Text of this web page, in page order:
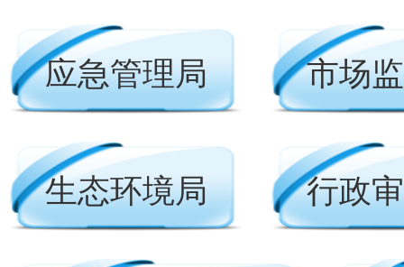
应急管理局 市场
生态环境局 行政